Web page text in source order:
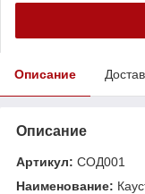
Описание
Описание
Артикул: СОД001
Наименование: